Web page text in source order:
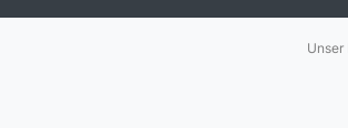
Unser